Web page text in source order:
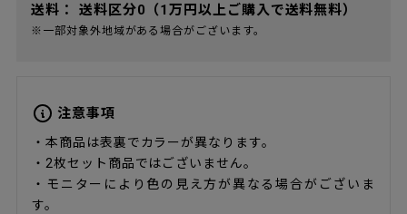
送料： 送料区分0（1万円以上ご購入で送料無料）
※一部対象外地域がある場合がございます。
注意事項
・本商品は表裏でカラーが異なります。
・2枚セット商品ではございません。
・モニターにより色の見え方が異なる場合がございま
す。